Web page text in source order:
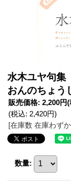
水木ユヤ句集
おんのちょう
販売価格: 2,200円(
(税込: 2,420円)
[在庫数 在庫わず
数量: